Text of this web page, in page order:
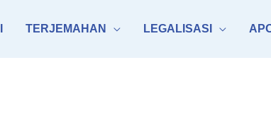
TERJEMAHAN LEGALISASI